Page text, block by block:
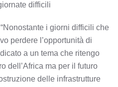
difficili
i giorni difficili che
perdere l’opportunità di
a un tema che ritengo
dell’Africa ma per il futuro
delle infrastrutture